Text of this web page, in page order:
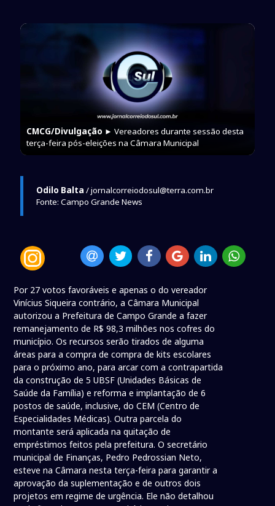
CMCG/Divulgação ► Vereadores durante sessão desta
terça-feira pós-eleições na Câmara Municipal
Odilo Balta / jornalcorreiodosul@terra.com.br
Fonte: Campo Grande News
Por 27 votos favoráveis e apenas o do vereador
Vinícius Siqueira contrário, a Câmara Municipal
autorizou a Prefeitura de Campo Grande a fazer
remanejamento de R$ 98,3 milhões nos cofres do
município. Os recursos serão tirados de alguma
áreas para a compra de compra de kits escolares
para o próximo ano, para arcar com a contrapartida
da construção de 5 UBSF (Unidades Básicas de
Saúde da Família) e reforma e implantação de 6
postos de saúde, inclusive, do CEM (Centro de
Especialidades Médicas). Outra parcela do
montante será aplicada na quitação de
empréstimos feitos pela prefeitura. O secretário
municipal de Finanças, Pedro Pedrossian Neto,
esteve na Câmara nesta terça-feira para garantir a
aprovação da suplementação e de outros dois
projetos em regime de urgência. Ele não detalhou